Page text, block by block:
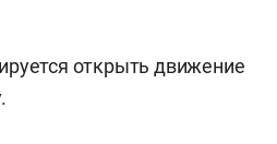
открыть движение